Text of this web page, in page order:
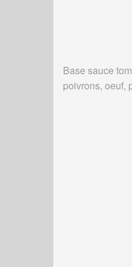
Base sauce
poivrons, oeuf,